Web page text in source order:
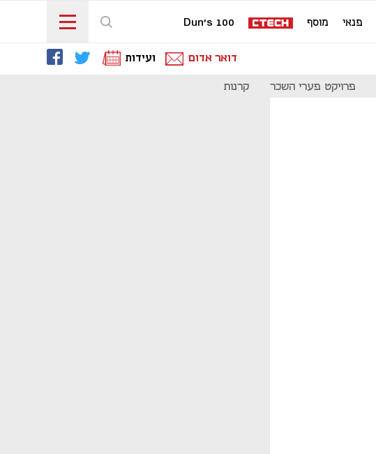
פנאי מוסף Dun's 100
דואר אדום ועידות
פרויקט פערי השכר קרנות